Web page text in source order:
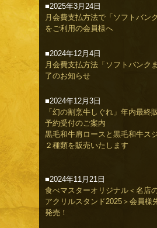
■2025年3月24日
月会費支払方法で「ソフトバン
をご利用の会員様へ
■2024年12月4日
月会費支払方法「ソフトバンク
了のお知らせ
■2024年12月3日
「幻の割烹牛しぐれ」年内最終
予約受付のご案内
黒毛和牛肩ロースと黒毛和牛ス
２種類を販売いたします
■2024年11月21日
食べマスターオリジナル＜名店
アクリルスタンド2025＞会員様
発売！